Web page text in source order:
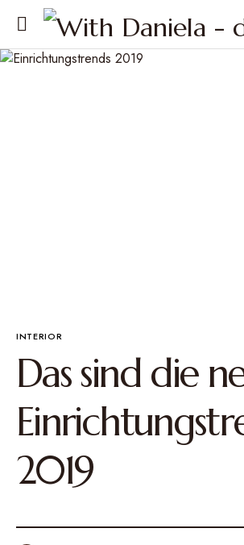
INTERIOR
Das sind die
2019